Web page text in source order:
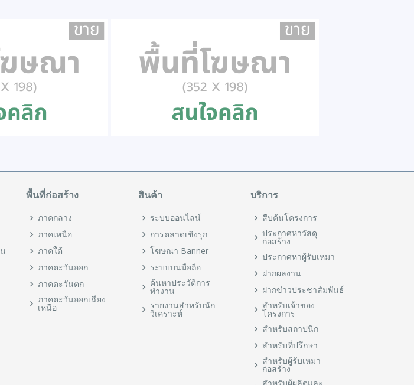
พื้นที่ก่อสร้าง
ภาคกลาง
ภาคเหนือ
ภาคใต้
ภาคตะวันออก
ภาคตะวันตก
ภาคตะวันออกเฉียง
เหนือ
สินค้า
ระบบออนไลน์
การตลาดเชิงรุก
โฆษณา Banner
ระบบบนมือถือ
ค้นหาประวัติการ
ทำงาน
รายงานสำหรับนัก
วิเคราะห์
บริการ
สืบค้นโครงการ
ประกาศหาวัสดุ
ก่อสร้าง
ประกาศหาผู้รับเหมา
ฝากผลงาน
ฝากข่าวประชาสัมพันธ์
สำหรับเจ้าของ
โครงการ
สำหรับสถาปนิก
สำหรับที่ปรึกษา
สำหรับผู้รับเหมา
ก่อสร้าง